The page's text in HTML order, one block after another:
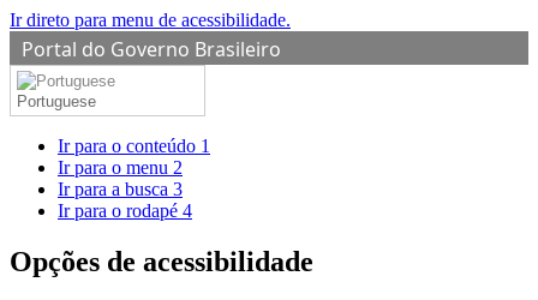
Ir direto para menu de acessibilidade.
Portal do Governo Brasileiro
Portuguese
Ir para o conteúdo 1
Ir para o menu 2
Ir para a busca 3
Ir para o rodapé 4
Opções de acessibilidade